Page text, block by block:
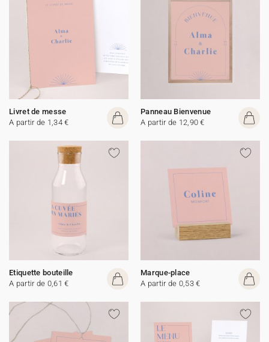
Livret de messe
A partir de 1,34 €
Panneau Bienvenue
A partir de 12,90 €
Etiquette bouteille
A partir de 0,61 €
Marque-place
A partir de 0,53 €